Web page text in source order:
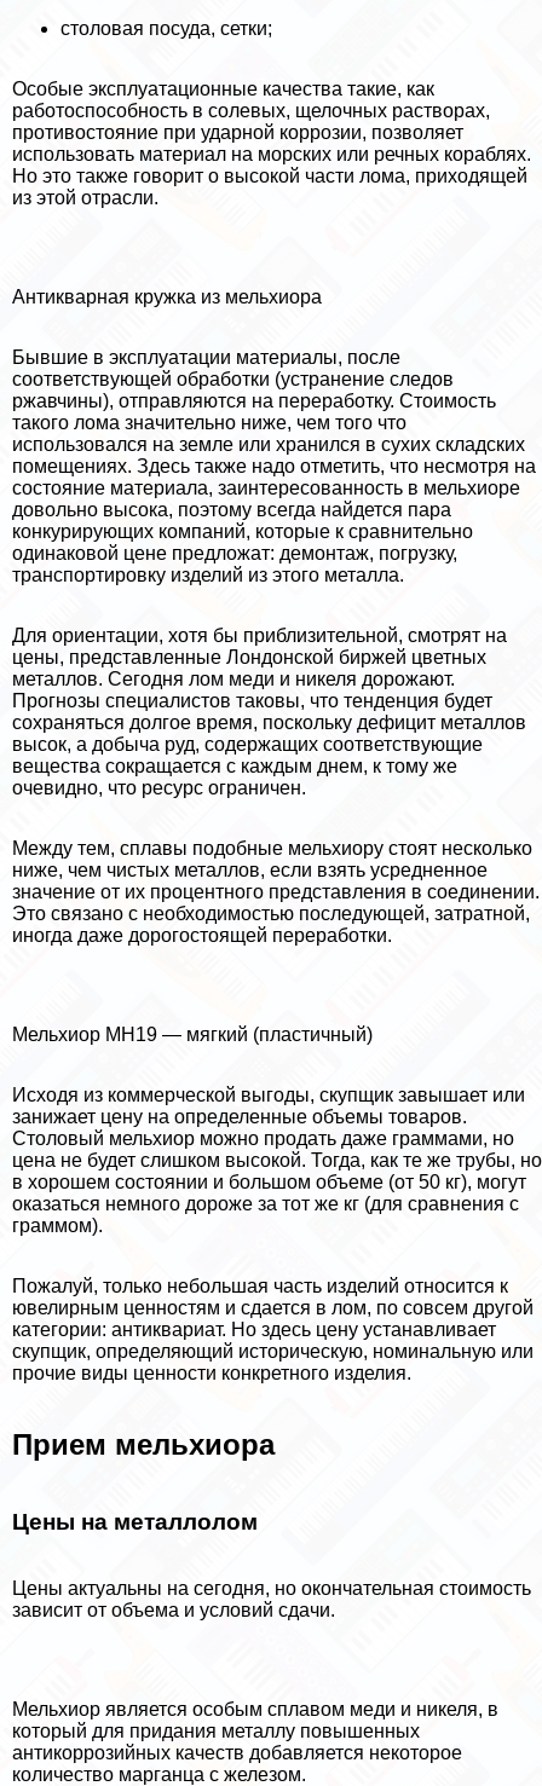
столовая посуда, сетки;
Особые эксплуатационные качества такие, как
работоспособность в солевых, щелочных растворах,
противостояние при ударной коррозии, позволяет
использовать материал на морских или речных кораблях.
Но это также говорит о высокой части лома, приходящей
из этой отрасли.
Антикварная кружка из мельхиора
Бывшие в эксплуатации материалы, после
соответствующей обработки (устранение следов
ржавчины), отправляются на переработку. Стоимость
такого лома значительно ниже, чем того что
использовался на земле или хранился в сухих складских
помещениях. Здесь также надо отметить, что несмотря на
состояние материала, заинтересованность в мельхиоре
довольно высока, поэтому всегда найдется пара
конкурирующих компаний, которые к сравнительно
одинаковой цене предложат: демонтаж, погрузку,
трaнcпортировку изделий из этого металла.
Для ориентации, хотя бы приблизительной, смотрят на
цены, представленные Лондонской биржей цветных
металлов. Сегодня лом меди и никеля дорожают.
Прогнозы специалистов таковы, что тенденция будет
сохраняться долгое время, поскольку дефицит металлов
высок, а добыча руд, содержащих соответствующие
вещества сокращается с каждым днем, к тому же
очевидно, что ресурс ограничен.
Между тем, сплавы подобные мельхиору стоят несколько
ниже, чем чистых металлов, если взять усредненное
значение от их процентного представления в соединении.
Это связано с необходимостью последующей, затратной,
иногда даже дорогостоящей переработки.
Мельхиор МН19 — мягкий (пластичный)
Исходя из коммерческой выгоды, скупщик завышает или
занижает цену на определенные объемы товаров.
Столовый мельхиор можно продать даже граммами, но
цена не будет слишком высокой. Тогда, как те же трубы, но
в хорошем состоянии и большом объеме (от 50 кг), могут
оказаться немного дороже за тот же кг (для сравнения с
граммом).
Пожалуй, только небольшая часть изделий относится к
ювелирным ценностям и сдается в лом, по совсем другой
категории: антиквариат. Но здесь цену устанавливает
скупщик, определяющий историческую, номинальную или
прочие виды ценности конкретного изделия.
Прием мельхиора
Цены на металлолом
Цены актуальны на сегодня, но окончательная стоимость
зависит от объема и условий сдачи.
Мельхиор является особым сплавом меди и никеля, в
который для придания металлу повышенных
антикоррозийных качеств добавляется некоторое
количество марганца с железом.